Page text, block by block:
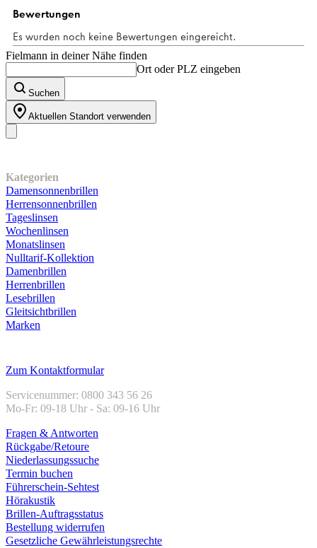
Bewertung
Fielmann in deiner Nähe finden
Ort oder PLZ eingeben
Suchen
Aktuellen Standort verwenden
Kategorien
Damensonnenbrillen
Herrensonnenbrillen
Tageslinsen
Wochenlinsen
Monatslinsen
Nulltarif-Kollektion
Damenbrillen
Herrenbrillen
Lesebrillen
Gleitsichtbrillen
Marken
Zum Kontaktformular
Servicenummer: 0800 343 56 26
Mo-Fr: 09-18 Uhr - Sa: 09-16 Uhr
Fragen & Antworten
Rückgabe/Retoure
Niederlassungssuche
Termin buchen
Führerschein-Sehtest
Hörakustik
Brillen-Auftragsstatus
Bestellung widerrufen
Gesetzliche Gewährleistungsrechte